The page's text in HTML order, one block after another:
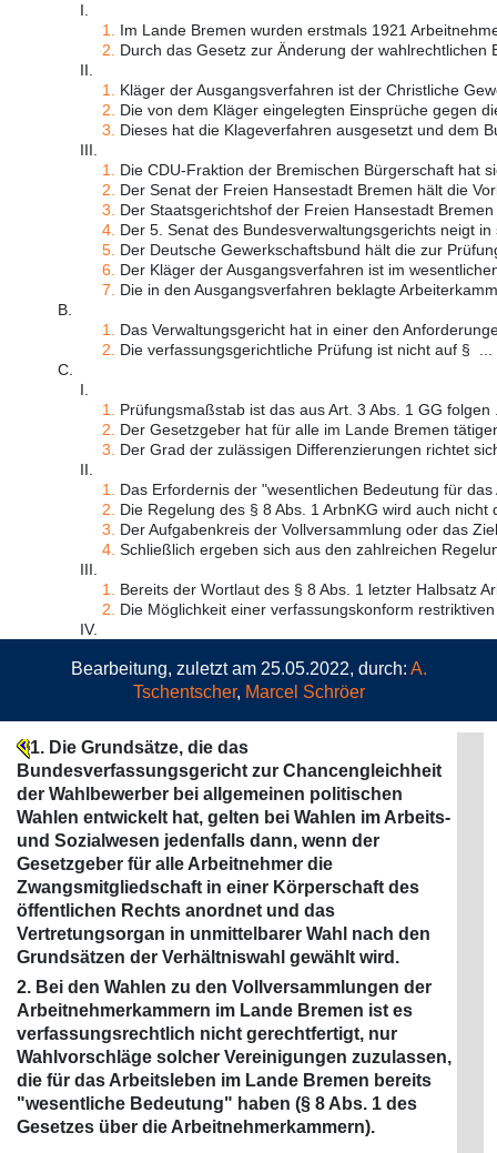
I.
1.
Im Lande Bremen wurden erstmals 1921
2.
Durch das Gesetz zur Änderung der wahlrechtlichen
II.
1.
Kläger der Ausgangsverfahren ist der Christliche
2.
Die von dem Kläger eingelegten Einsprüche gegen
3.
Dieses hat die Klageverfahren ausgesetzt und dem
III.
1.
Die CDU-Fraktion der Bremischen Bürgerschaft hat
2.
Der Senat der Freien Hansestadt Bremen hält die
3.
Der Staatsgerichtshof der Freien Hansestadt
4. Der 5. Senat des Bundesverwaltungsgerichts neigt in
5. Der Deutsche Gewerkschaftsbund hält die zur
6.
Der Kläger der Ausgangsverfahren ist im
7.
Die in den Ausgangsverfahren beklagte
B.
1.
Das Verwaltungsgericht hat in einer den
2.
Die verfassungsgerichtliche Prüfung ist nicht auf § ...
C.
I.
1.
Prüfungsmaßstab ist das aus Art. 3 Abs. 1 GG folgen
2.
Der Gesetzgeber hat für alle im Lande Bremen
3.
Der Grad der zulässigen Differenzierungen richtet
II.
1.
Das Erfordernis der "wesentlichen Bedeutung für das
2.
Die Regelung des § 8 Abs. 1 ArbnKG wird auch
3.
Der Aufgabenkreis der Vollversammlung oder das
4. Schließlich ergeben sich aus den zahlreichen
III.
1.
Bereits der Wortlaut des § 8 Abs. 1 letzter Halbsatz
2.
Die Möglichkeit einer verfassungskonform
IV.
Bearbeitung, zuletzt am 25.05.2022, durch: A.
Tschentscher, Marcel Schröer
1. Die Grundsätze, die das
Bundesverfassungsgericht zur Chancengleichheit
der Wahlbewerber bei allgemeinen politischen
Wahlen entwickelt hat, gelten bei Wahlen im Arbeits-
und Sozialwesen jedenfalls dann, wenn der
Gesetzgeber für alle Arbeitnehmer die
Zwangsmitgliedschaft in einer Körperschaft des
öffentlichen Rechts anordnet und das
Vertretungsorgan in unmittelbarer Wahl nach den
Grundsätzen der Verhältniswahl gewählt wird.
2. Bei den Wahlen zu den Vollversammlungen der
Arbeitnehmerkammern im Lande Bremen ist es
verfassungsrechtlich nicht gerechtfertigt, nur
Wahlvorschläge solcher Vereinigungen zuzulassen,
die für das Arbeitsleben im Lande Bremen bereits
"wesentliche Bedeutung" haben (§ 8 Abs. 1 des
Gesetzes über die Arbeitnehmerkammern).